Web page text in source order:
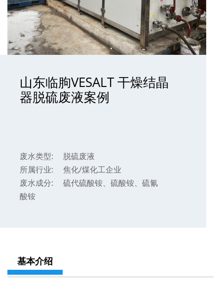
山东临朐VESALT 干燥结晶
器脱硫废液案例
废水类型:
脱硫废液
所属行业:
焦化/煤化工企业
废水成分:
硫代硫酸铵、硫酸铵、硫氰
酸铵
基本介绍